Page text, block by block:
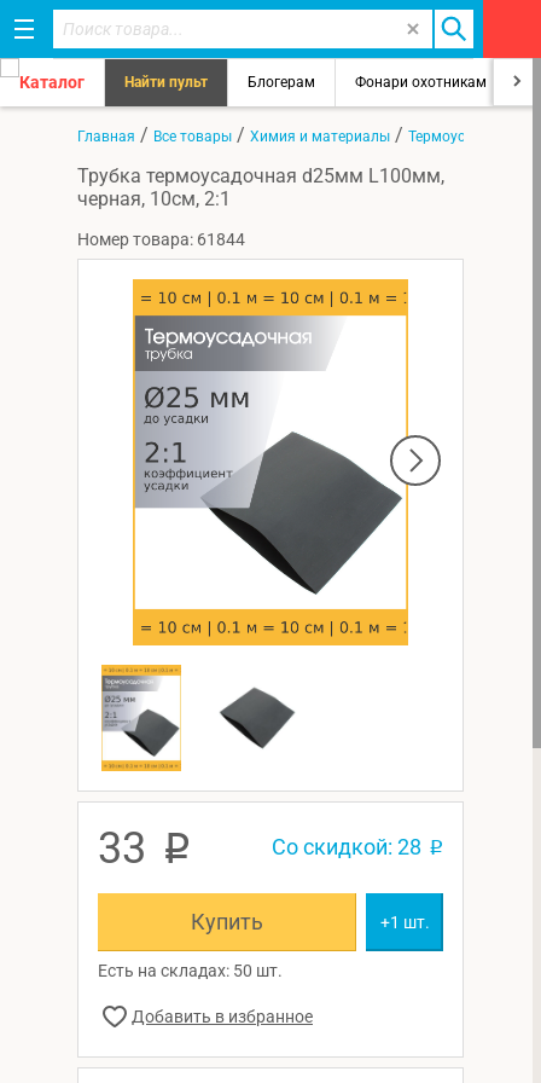
Каталог Найти пульт Блогерам Фонари охотникам
Главная / Все товары / Химия и материалы / Термоусадка
Трубка термоусадочная d25мм L100мм,
черная, 10см, 2:1
Номер товара: 61844
33 p Со скидкой: 28 p
Купить +1 шт.
Есть на складах: 50 шт.